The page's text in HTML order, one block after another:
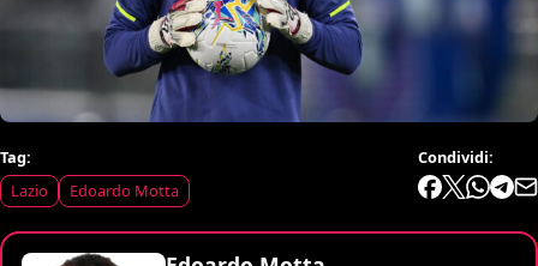
Tag:
Lazio
Edoardo Motta
Condividi: